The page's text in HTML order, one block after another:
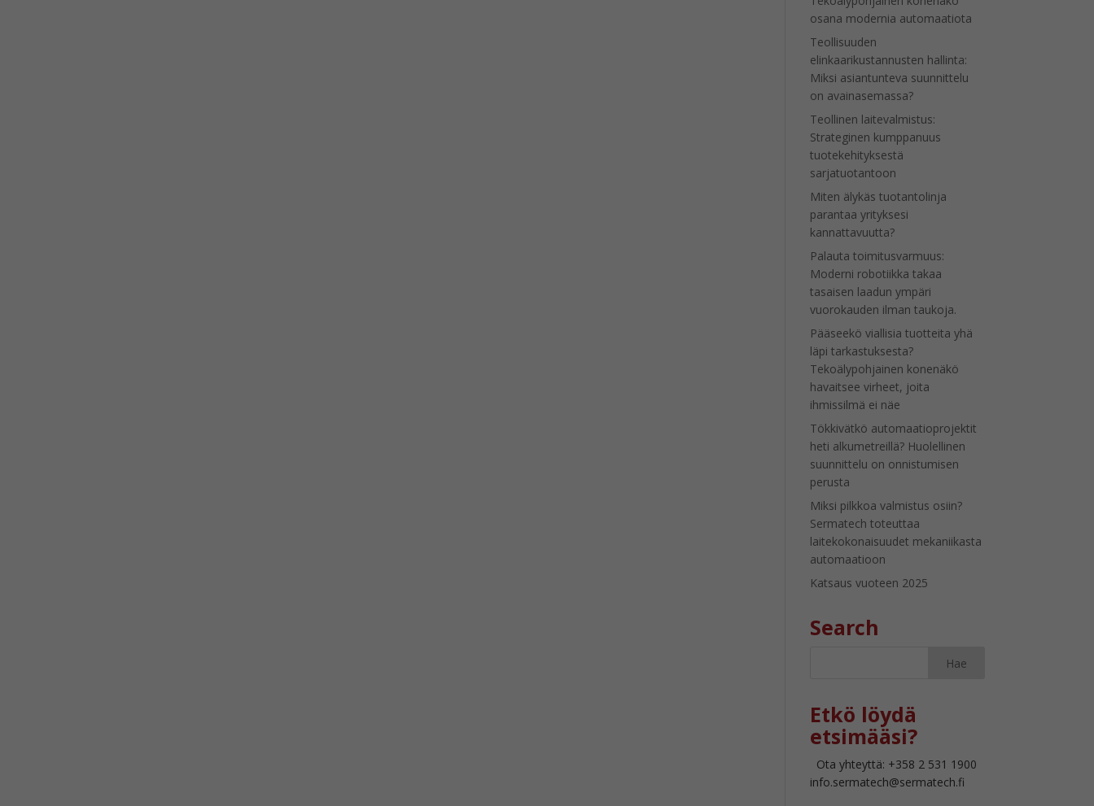
osana modernia automaatiota
Teollisuuden
elinkaarikustannusten hallinta:
Miksi asiantunteva suunnittelu
on avainasemassa?
Teollinen laitevalmistus:
Strateginen kumppanuus
tuotekehityksestä
sarjatuotantoon
Miten älykäs tuotantolinja
parantaa yrityksesi
kannattavuutta?
Palauta toimitusvarmuus:
Moderni robotiikka takaa
tasaisen laadun ympäri
vuorokauden ilman taukoja.
Pääseekö viallisia tuotteita yhä
läpi tarkastuksesta?
Tekoälypohjainen konenäkö
havaitsee virheet, joita
ihmissilmä ei näe
Tökkivätkö automaatioprojektit
heti alkumetreillä? Huolellinen
suunnittelu on onnistumisen
perusta
Miksi pilkkoa valmistus osiin?
Sermatech toteuttaa
laitekokonaisuudet mekaniikasta
automaatioon
Katsaus vuoteen 2025
Search
Etkö löydä
etsimääsi?
Ota yhteyttä: +358 2 531 1900
info.sermatech@sermatech.fi